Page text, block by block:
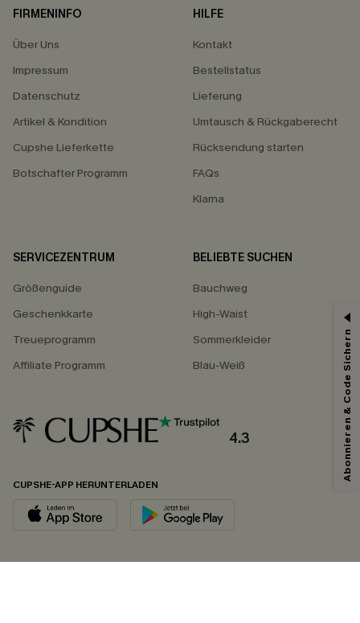
FIRMENINFO
Über Uns
Impressum
Datenschutz
Artikel & Kondition
Cupshe Lieferkette
Botschafter Programm
HILFE
Kontakt
Bestellstatus
Lieferung
Umtausch & Rückgaberecht
Rücksendung starten
FAQs
Klarna
SERVICEZENTRUM
Größenguide
Geschenkkarte
Treueprogramm
Affiliate Programm
BELIEBTE SUCHEN
Bauchweg
High-Waist
Sommerkleider
Blau-Weiß
4.3
CUPSHE-APP HERUNTERLADEN
Abonnieren & Code Sichern